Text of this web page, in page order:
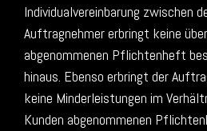
Individualvereinbarung zwischen
Auftragnehmer erbringt keine
abgenommenen Pflichtenheft
hinaus. Ebenso erbringt der
keine Minderleistungen im
Kunden abgenommenen